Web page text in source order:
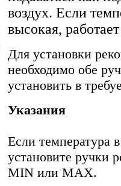
воздух. Если
высокая,
Для установки
необходимо обе
установить в
Указания
Если температура
установите ручки
MIN или MAX.